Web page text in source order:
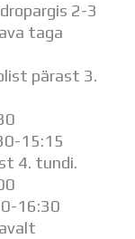
2-3
taga
pärast 3.
15:15
4. tundi.
16:30